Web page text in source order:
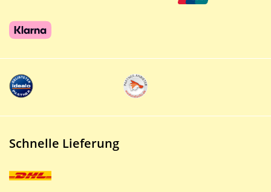
Schnelle Lieferung